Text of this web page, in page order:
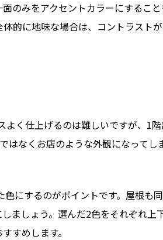
のみをアクセントカラーにすること
的に地味な場合は、コントラスト
よく仕上げるのは難しいですが、1
はなくお店のような外観になってし
にするのがポイントです。屋根も同
ましょう。選んだ2色をそれぞれ上
すめします。